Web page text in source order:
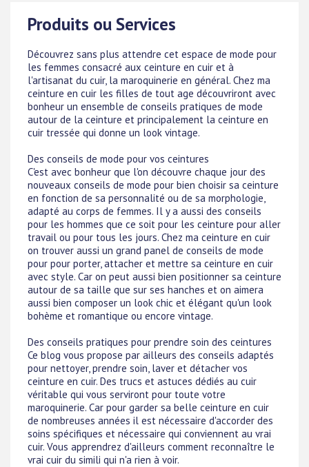
Produits ou Services
Découvrez sans plus attendre cet espace de mode pour
les femmes consacré aux ceinture en cuir et à
l'artisanat du cuir, la maroquinerie en général. Chez ma
ceinture en cuir les filles de tout age découvriront avec
bonheur un ensemble de conseils pratiques de mode
autour de la ceinture et principalement la ceinture en
cuir tressée qui donne un look vintage.
Des conseils de mode pour vos ceintures
C'est avec bonheur que l'on découvre chaque jour des
nouveaux conseils de mode pour bien choisir sa ceinture
en fonction de sa personnalité ou de sa morphologie,
adapté au corps de femmes. Il y a aussi des conseils
pour les hommes que ce soit pour les ceinture pour aller
travail ou pour tous les jours. Chez ma ceinture en cuir
on trouver aussi un grand panel de conseils de mode
pour pour porter, attacher et mettre sa ceinture en cuir
avec style. Car on peut aussi bien positionner sa ceinture
autour de sa taille que sur ses hanches et on aimera
aussi bien composer un look chic et élégant qu'un look
bohème et romantique ou encore vintage.
Des conseils pratiques pour prendre soin des ceintures
Ce blog vous propose par ailleurs des conseils adaptés
pour nettoyer, prendre soin, laver et détacher vos
ceinture en cuir. Des trucs et astuces dédiés au cuir
véritable qui vous serviront pour toute votre
maroquinerie. Car pour garder sa belle ceinture en cuir
de nombreuses années il est nécessaire d'accorder des
soins spécifiques et nécessaire qui conviennent au vrai
cuir. Vous apprendrez d'ailleurs comment reconnaître le
vrai cuir du simili qui n'a rien à voir.